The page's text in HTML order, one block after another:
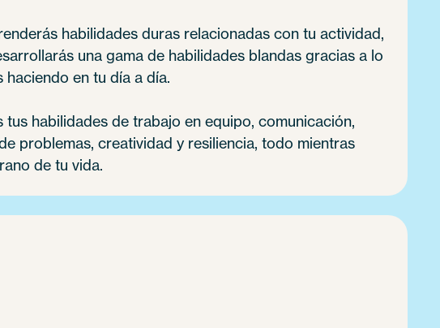
habilidades duras relacionadas con tu actividad,
una gama de habilidades blandas gracias a lo
haciendo en tu día a día.
tus habilidades de trabajo en equipo, comunicación,
problemas, creatividad y resiliencia, todo mientras
de tu vida.